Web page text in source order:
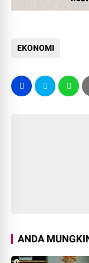
EKONOMI
ANDA